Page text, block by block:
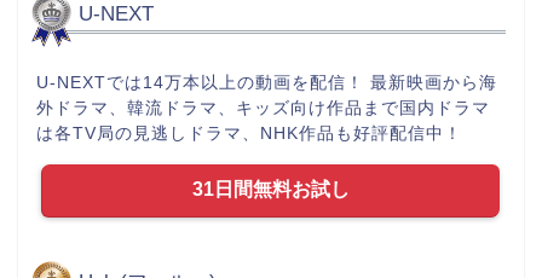
U-NEXT
U-NEXTでは14万本以上の動画を配信！ 最新映画から海
外ドラマ、韓流ドラマ、キッズ向け作品まで国内ドラマ
は各TV局の見逃しドラマ、NHK作品も好評配信中！
31日間無料お試し